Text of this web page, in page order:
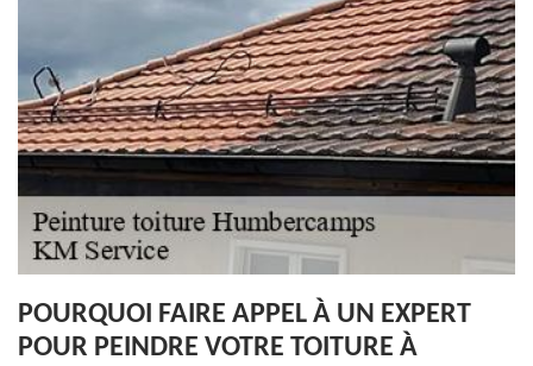
POURQUOI FAIRE APPEL À UN EXPERT
POUR PEINDRE VOTRE TOITURE À